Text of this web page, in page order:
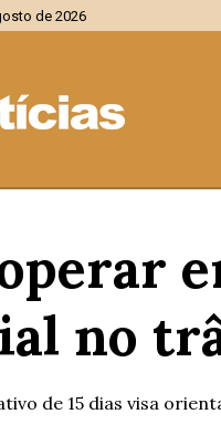
de 2026
no
de 15 dias visa